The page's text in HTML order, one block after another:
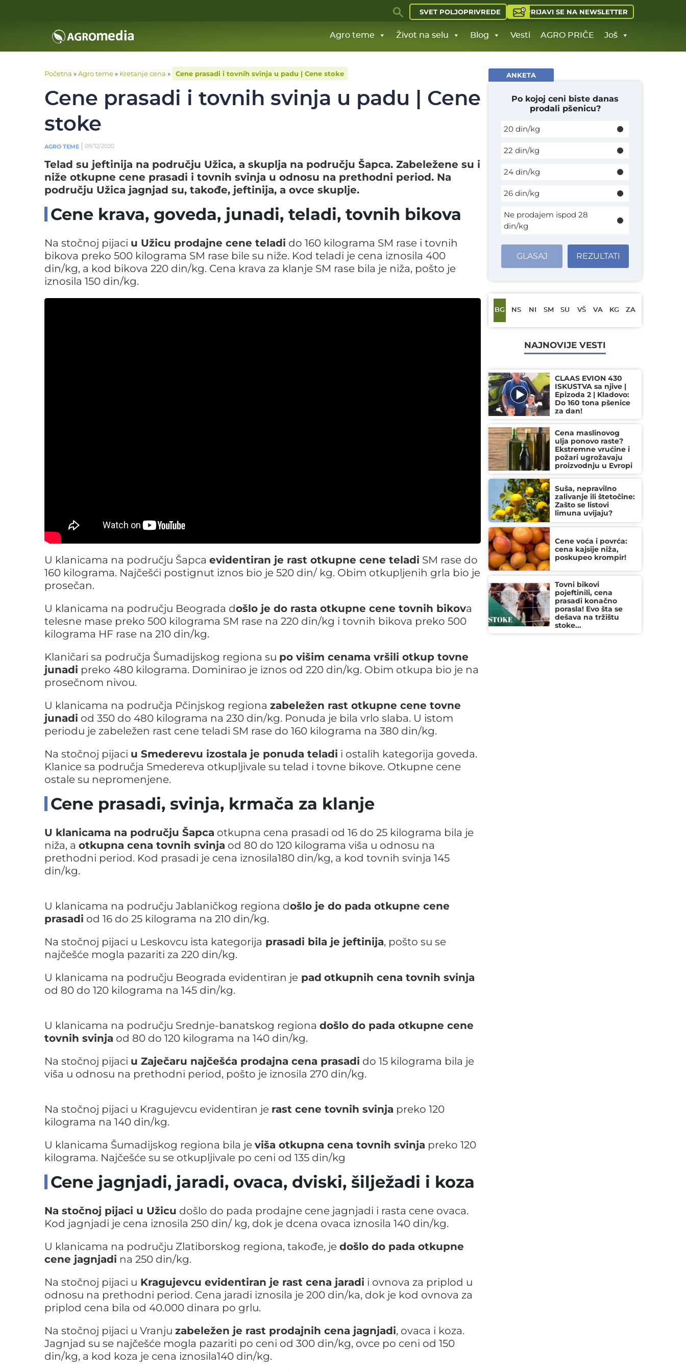
SVET POLJOPRIVREDE PRIJAVI SE NA NEWSLETTER
Agro teme Život na selu Blog Vesti AGRO PRIČE Još
Početna »Agro teme» Kretanje cena » Cene prasadi i tovnih svinja u padu | Cene stoke
Cene prasadi i tovnih svinja u padu | Cene
stoke
AGRO TEME 09/12/2020
Telad su jeftinija na području Užica, a skuplja na području Šapca. Zabeležene su i
niže otkupne cene prasadi i tovnih svinja u odnosu na prethodni period. Na
području Užica jagnjad su, takođe, jeftinija, a ovce skuplje.
Cene krava, goveda, junadi, teladi, tovnih bikova
Na stočnoj pijaci u Užicu prodajne cene teladi do 160 kilograma SM rase i tovnih
bikova preko 500 kilograma SM rase bile su niže. Kod teladi je cena iznosila 400
din/kg, a kod bikova 220 din/kg. Cena krava za klanje SM rase bila je niža, pošto je
iznosila 150 din/kg.
U klanicama na području Šapca evidentiran je rast otkupne cene teladi SM rase do
160 kilograma. Najčešći postignut iznos bio je 520 din/ kg. Obim otkupljenih grla bio je
prosečan.
U klanicama na području Beograda došlo je do rasta otkupne cene tovnih bikova
telesne mase preko 500 kilograma SM rase na 220 din/kg i tovnih bikova preko 500
kilograma HF rase na 210 din/kg.
Klaničari sa područja Šumadijskog regiona su po višim cenama vršili otkup tovne
junadi preko 480 kilograma. Dominirao je iznos od 220 din/kg. Obim otkupa bio je na
prosečnom nivou.
U klanicama na područja Pčinjskog regiona zabeležen rast otkupne cene tovne
junadi od 350 do 480 kilograma na 230 din/kg. Ponuda je bila vrlo slaba. U istom
periodu je zabeležen rast cene teladi SM rase do 160 kilograma na 380 din/kg.
Na stočnoj pijaci u Smederevu izostala je ponuda teladi i ostalih kategorija goveda.
Klanice sa područja Smedereva otkupljivale su telad i tovne bikove. Otkupne cene
ostale su nepromenjene.
Cene prasadi, svinja, krmača za klanje
U klanicama na području Šapca otkupna cena prasadi od 16 do 25 kilograma bila je
niža, a otkupna cena tovnih svinja od 80 do 120 kilograma viša u odnosu na
prethodni period. Kod prasadi je cena iznosila180 din/kg, a kod tovnih svinja 145
din/kg.
U klanicama na području Jablaničkog regiona došlo je do pada otkupne cene
prasadi od 16 do 25 kilograma na 210 din/kg.
Na stočnoj pijaci u Leskovcu ista kategorija prasadi bila je jeftinija, pošto su se
najčešće mogla pazariti za 220 din/kg.
U klanicama na području Beograda evidentiran je pad otkupnih cena tovnih svinja
od 80 do 120 kilograma na 145 din/kg.
U klanicama na području Srednje-banatskog regiona došlo do pada otkupne cene
tovnih svinja od 80 do 120 kilograma na 140 din/kg.
Na stočnoj pijaci u Zaječaru najčešća prodajna cena prasadi do 15 kilograma bila je
viša u odnosu na prethodni period, pošto je iznosila 270 din/kg.
Na stočnoj pijaci u Kragujevcu evidentiran je rast cene tovnih svinja preko 120
kilograma na 140 din/kg.
U klanicama Šumadijskog regiona bila je viša otkupna cena tovnih svinja preko 120
kilograma. Najčešće su se otkupljivale po ceni od 135 din/kg
Cene jagnjadi, jaradi, ovaca, dviski, šilježadi i koza
Na stočnoj pijaci u Užicu došlo do pada prodajne cene jagnjadi i rasta cene ovaca.
Kod jagnjadi je cena iznosila 250 din/ kg, dok je dcena ovaca iznosila 140 din/kg.
U klanicama na području Zlatiborskog regiona, takođe, je došlo do pada otkupne
cene jagnjadi na 250 din/kg.
Na stočnoj pijaci u Kragujevcu evidentiran je rast cena jaradi i ovnova za priplod u
odnosu na prethodni period. Cena jaradi iznosila je 200 din/ka, dok je kod ovnova za
priplod cena bila od 40.000 dinara po grlu.
Na stočnoj pijaci u Vranju zabeležen je rast prodajnih cena jagnjadi, ovaca i koza.
Jagnjad su se najčešće mogla pazariti po ceni od 300 din/kg, ovce po ceni od 150
din/kg, a kod koza je cena iznosila140 din/kg.
ANKETA
Po kojoj ceni biste danas
prodali pšenicu?
20 din/kg
22 din/kg
24 din/kg
26 din/kg
Ne prodajem ispod 28
din/kg
GLASAJ REZULTATI
BG NS NI SM SU VŠ VA KG ZA
NAJNOVIJE VESTI
CLAAS EVION 430
ISKUSTVA sa njive |
Epizoda 2 | Kladovo:
Do 160 tona pšenice
za dan!
Cena maslinovog
ulja ponovo raste?
Ekstremne vrućine i
požari ugrožavaju
proizvodnju u Evropi
Suša, nepravilno
zalivanje ili štetočine:
Zašto se listovi
limuna uvijaju?
Cene voća i povrća:
cena kajsije niža,
poskupeo krompir!
Tovni bikovi
pojeftinili, cena
prasadi konačno
porasla! Evo šta se
dešava na tržištu
stoke...